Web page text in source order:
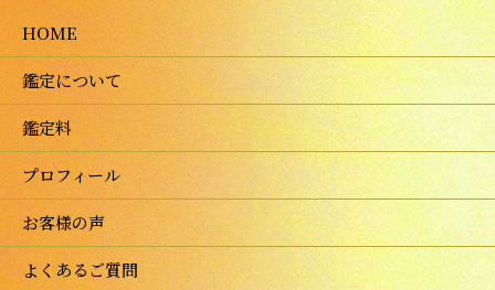
HOME
鑑定について
鑑定料
プロフィール
お客様の声
よくあるご質問